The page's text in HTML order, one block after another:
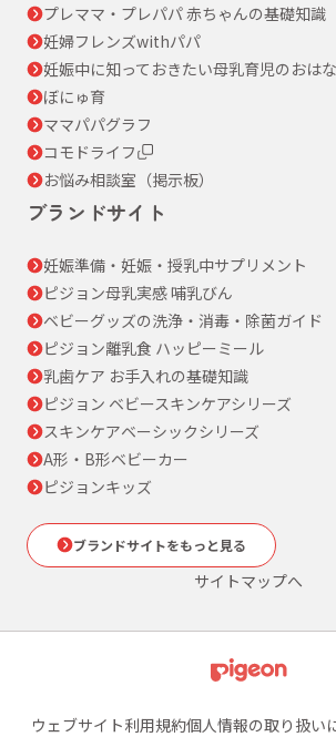
プレママ・プレパパ 赤ちゃんの基礎知識
妊婦フレンズwithパパ
妊娠中に知っておきたい母乳育児のおは
ぼにゅ育
ママパパグラフ
コモドライフ
お悩み相談室（掲示板）
ブランドサイト
妊娠準備・妊娠・授乳中サプリメント
ピジョン母乳実感 哺乳びん
ベビーグッズの洗浄・消毒・除菌ガイド
ピジョン離乳食 ハッピーミール
乳歯ケア お手入れの基礎知識
ピジョン ベビースキンケアシリーズ
スキンケアベーシックシリーズ
A形・B形ベビーカー
ピジョンキッズ
ブランドサイトをもっと見る
サイトマップへ
ウェブサイト利用規約個人情報の取り扱い